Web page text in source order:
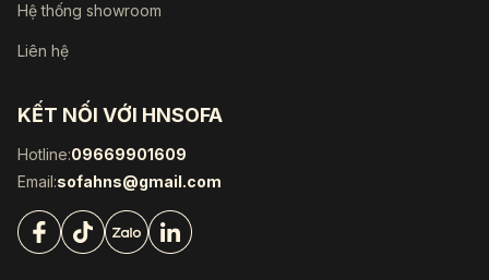
Hệ thống showroom
Liên hệ
KẾT NỐI VỚI HNSOFA
Hotline:09669901609
Email:sofahns@gmail.com